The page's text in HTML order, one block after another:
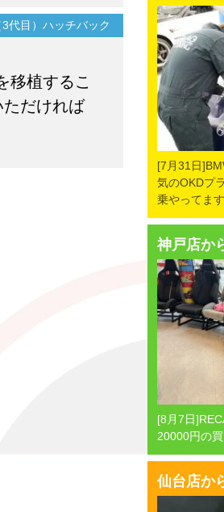
代目）ハッチバック
移植するこ
だければ
[7月31日
気のOKDプ
乗やってます
神戸店か
[8月7日
20000円の
仙台店か